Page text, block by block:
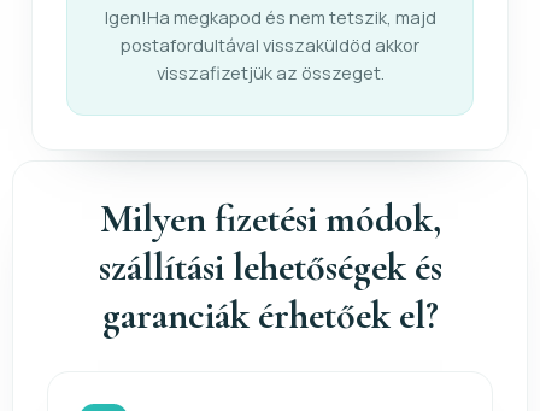
Igen!Ha megkapod és nem tetszik, majd
postafordultával visszaküldöd akkor
visszafizetjük az összeget.
Milyen fizetési módok,
szállítási lehetőségek és
garanciák érhetőek el?